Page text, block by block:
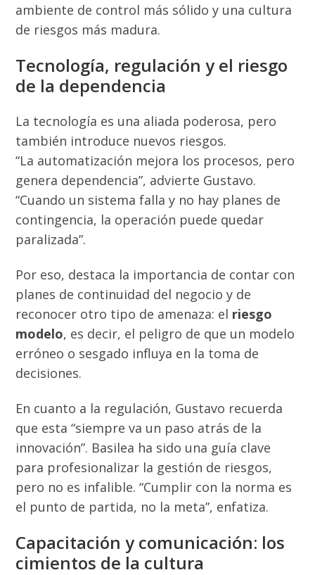
ambiente de control más sólido y una cultura
de riesgos más madura.
Tecnología, regulación y el riesgo
de la dependencia
La tecnología es una aliada poderosa, pero
también introduce nuevos riesgos.
“La automatización mejora los procesos, pero
genera dependencia”, advierte Gustavo.
“Cuando un sistema falla y no hay planes de
contingencia, la operación puede quedar
paralizada”.
Por eso, destaca la importancia de contar con
planes de continuidad del negocio y de
reconocer otro tipo de amenaza: el riesgo
modelo, es decir, el peligro de que un modelo
erróneo o sesgado influya en la toma de
decisiones.
En cuanto a la regulación, Gustavo recuerda
que esta “siempre va un paso atrás de la
innovación”. Basilea ha sido una guía clave
para profesionalizar la gestión de riesgos,
pero no es infalible. “Cumplir con la norma es
el punto de partida, no la meta”, enfatiza.
Capacitación y comunicación: los
cimientos de la cultura